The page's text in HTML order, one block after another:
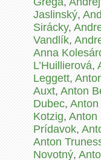
Jaslinský,
Sirácky,
Vandlík,
Anna
L’Huillierová,
Leggett,
Auxt,Anton
Dubec,
Kotzig,Anton
Prídavok,
Anton
Novotný,